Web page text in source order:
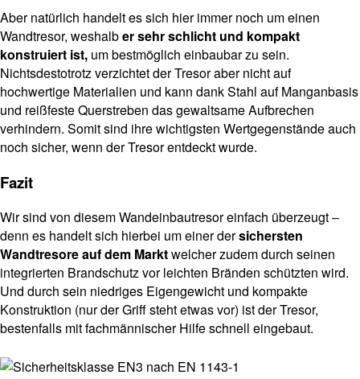
Aber natürlich handelt es sich hier immer noch um einen
Wandtresor, weshalber sehr schlicht und kompakt
konstruiert ist, um bestmöglich einbaubar zu sein.
Nichtsdestotrotz verzichtet der Tresor aber nicht auf
hochwertige Materialien und kann dank Stahl auf Manganbasis
und reißfeste Querstreben das gewaltsame Aufbrechen
verhindern. Somit sind ihre wichtigsten Wertgegenstände auch
noch sicher, wenn der Tresor entdeckt wurde.
Fazit
Wir sind von diesem Wandeinbautresor einfach überzeugt –
denn es handelt sich hierbei um einer dersichersten
Wandtresore auf dem Marktwelcher zudem durch seinen
integrierten Brandschutz vor leichten Bränden schützten wird.
Und durch sein niedriges Eigengewicht und kompakte
Konstruktion (nur der Griff steht etwas vor) ist der Tresor,
bestenfalls mit fachmännischer Hilfe schnell eingebaut.